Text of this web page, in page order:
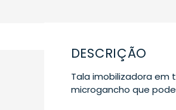
DESCRIÇÃO
Tala imobilizadora em
microgancho que